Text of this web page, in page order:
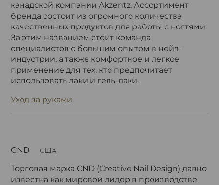
канадской компании Akzentz. Ассортимент
бренда состоит из огромного количества
качественных продуктов для работы с ногтями.
За этим названием стоит команда
специалистов с большим опытом в нейл-
индустрии, а также комфортное и легкое
применение для тех, кто предпочитает
использовать лаки и гель-лаки.
Уход за руками
CND США
Торговая марка CND (Creative Nail Design) давно
известна как мировой лидер в производстве